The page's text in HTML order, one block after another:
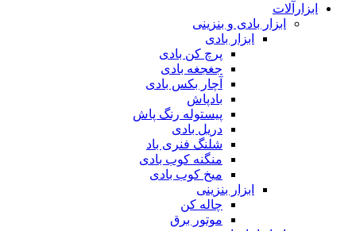
ابزارآلات
ابزار بادی و بنزینی
ابزار بادی
پرچ کن بادی
جغجغه بادی
آچار بکس بادی
بادپاش
پیستوله رنگ پاش
دریل بادی
شلنگ فنری باد
منگنه کوب بادی
میخ کوب بادی
ابزار بنزینی
چاله کن
موتور برق